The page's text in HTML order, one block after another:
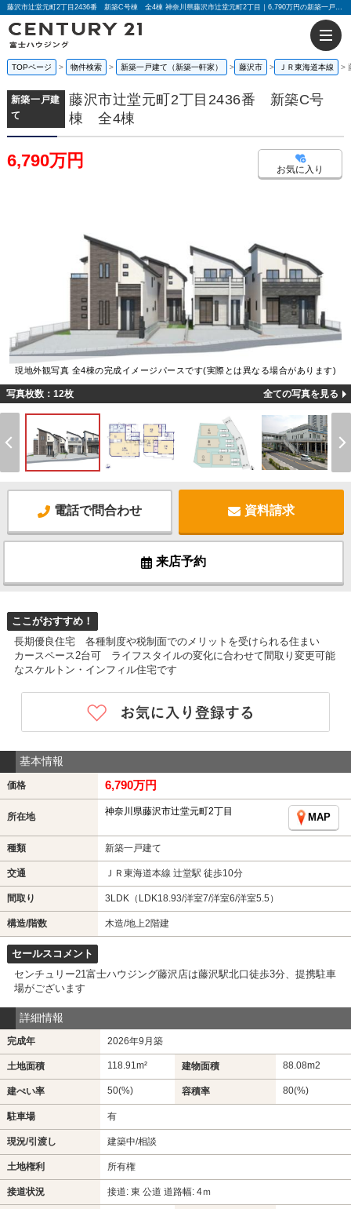
藤沢市辻堂元町2丁目2436番 新築C号棟 全4棟 神奈川県藤沢市辻堂元町2丁目｜6,790万円の新築一戸建て｜センチュリー21富士ハウジング
TOPページ 物件検索 新築一戸建て（新築一軒家） 藤沢市 ＪＲ東海道本線
新築一戸建
て
藤沢市辻堂元町2丁目2436番 新築C号
棟 全4棟
6,790万円 お気に入り
現地外観写真 全4棟の完成イメージパースです(実際とは異なる場合があります)
写真枚数：12枚 全ての写真を見る
電話で問合わせ 資料請求
来店予約
ここがおすすめ！
長期優良住宅 各種制度や税制面でのメリットを受けられる住まい
カースペース2台可 ライフスタイルの変化に合わせて間取り変更可能
なスケルトン・インフィル住宅です
基本情報
価格 6,790万円
所在地 神奈川県藤沢市辻堂元町2丁目
MAP
種類 新築一戸建て
交通 ＪＲ東海道本線 辻堂駅 徒歩10分
間取り 3LDK（LDK18.93/洋室7/洋室6/洋室5.5）
構造/階数 木造/地上2階建
セールスコメント
センチュリー21富士ハウジング藤沢店は藤沢駅北口徒歩3分、提携駐車
場がございます
詳細情報
完成年 2026年9月築
土地面積 118.91m² 建物面積 88.08m2
建ぺい率 50(%) 容積率 80(%)
駐車場 有
現況/引渡し 建築中/相談
土地権利 所有権
接道状況 接道: 東 公道 道路幅: 4ｍ